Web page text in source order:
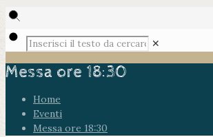
✕
Messa ore 18:30
Home
Eventi
Messa ore 18:30